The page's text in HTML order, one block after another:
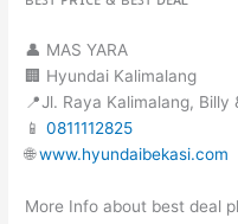
👤 MAS YARA
🏢 Hyundai Kalimalang
📍Jl. Raya Kalimalang,
📱0811112825
🌐www.hyundaibekasi.com
More Info about best deal